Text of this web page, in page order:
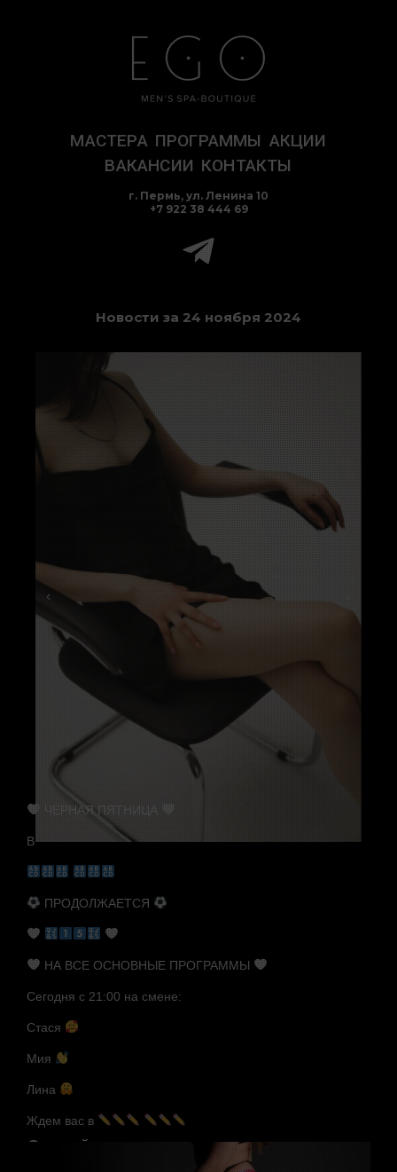
МАСТЕРА ПРОГРАММЫ АКЦИИ
ВАКАНСИИ КОНТАКТЫ
г. Пермь, ул. Ленина 10
+7 922 38 444 69
Новости за 24 ноября 2024
ЧЕРНАЯ ПЯТНИЦА
В
ПРОДОЛЖАЕТСЯ
НА ВСЕ ОСНОВНЫЕ ПРОГРАММЫ
Сегодня с 21:00 на смене:
Стася
Мия
Лина
Ждем вас в
Случайные мастера